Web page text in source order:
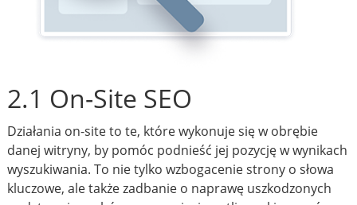
2.1 On-Site SEO
Działania on-site to te, które wykonuje się w obrębie
danej witryny, by pomóc podnieść jej pozycję w wynikach
wyszukiwania. To nie tylko wzbogacenie strony o słowa
kluczowe, ale także zadbanie o naprawę uszkodzonych